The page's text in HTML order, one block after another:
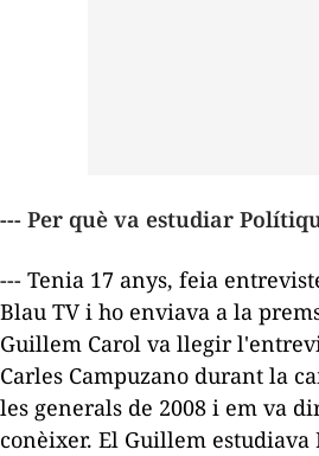
--- Per què va estudiar
--- Tenia 17 anys, feia
Blau TV i ho enviava a la
Guillem Carol va llegir
Carles Campuzano durant la
les generals de 2008 i em va
conèixer. El Guillem estudiava